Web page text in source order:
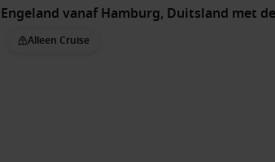
Engeland vanaf Hamburg, Duitsland met
Alleen Cruise